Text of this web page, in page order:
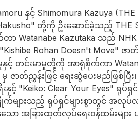
နှင့် Shimomura Kazuya
တို့ကို ဦးဆောင်ခဲ့သည့် THE
Kazutaka သည် NHK
Rohan Doesn't Move"
တင်းမာမှုတို့ကို အာရုံစိုက်ကာ
ဇာတ်ညွှန်းဖြင့် ရေးဆွဲပေးမည်ဖြစ်ပြီး
နှင့် "Keiko: Clear Your Eyes" ရုပ်ရှင်
းသည့် ရုပ်ရှင်များစွာတွင် အလုပ်လုပ်
ာ အခြားထုတ်လုပ်ရေးဝန်ထမ်းများ